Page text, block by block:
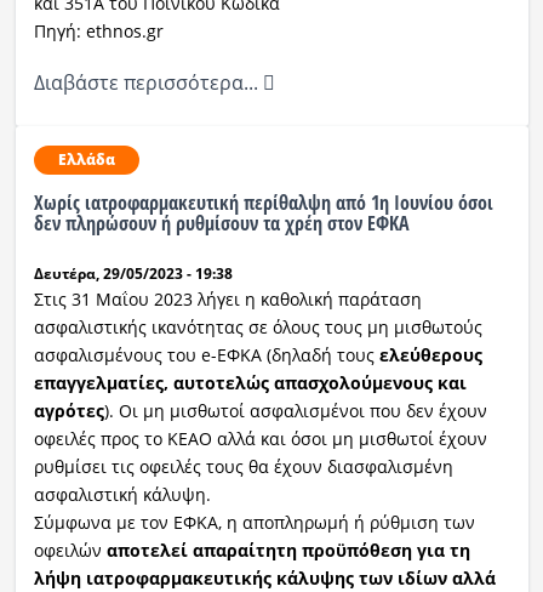
Πηγή: ethnos.gr
Διαβάστε περισσότερα...
Ελλάδα
Χωρίς ιατροφαρμακευτική περίθαλψη από 1η Ιουνίου όσοι
δεν πληρώσουν ή ρυθμίσουν τα χρέη στον ΕΦΚΑ
Δευτέρα, 29/05/2023 - 19:38
Στις 31 Μαΐου 2023 λήγει η καθολική παράταση
ασφαλιστικής ικανότητας σε όλους τους μη μισθωτούς
ασφαλισμένους του e-ΕΦΚΑ (δηλαδή τους ελεύθερους
επαγγελματίες, αυτοτελώς απασχολούμενους και
αγρότες). Οι μη μισθωτοί ασφαλισμένοι που δεν έχουν
οφειλές προς το ΚΕΑΟ αλλά και όσοι μη μισθωτοί έχουν
ρυθμίσει τις οφειλές τους θα έχουν διασφαλισμένη
ασφαλιστική κάλυψη.
Σύμφωνα με τον ΕΦΚΑ, η αποπληρωμή ή ρύθμιση των
οφειλών αποτελεί απαραίτητη προϋπόθεση για τη
λήψη ιατροφαρμακευτικής κάλυψης των ιδίων αλλά